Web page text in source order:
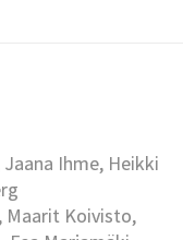
Ihme, Heikki
Maarit Koivisto,